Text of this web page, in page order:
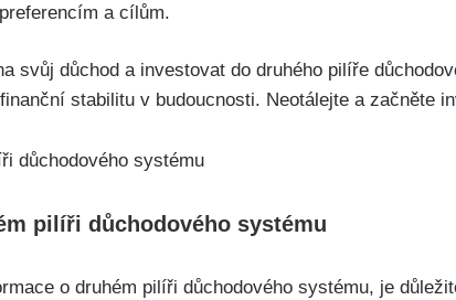
a cílům.
svůj důchod a investovat do druhého pilíře
stabilitu v budoucnosti. Neotálejte a začněte
pilíři důchodového systému
o druhém pilíři důchodového systému, je